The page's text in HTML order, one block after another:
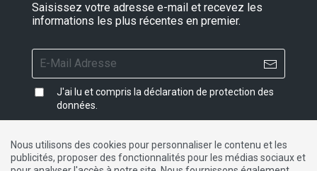
Saisissez votre adresse e-mail et recevez les
informations les plus récentes en premier.
J'ai lu et compris la déclaration de protection des
données
Impressum| Protection des données|Contact
Nous utilisons des cookies pour personnaliser le contenu et les
publicités, proposer des fonctionnalités pour les médias sociaux et